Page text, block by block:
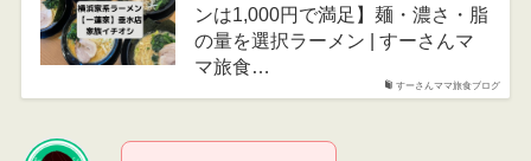
すーさんママ旅食ブログ
ンは1,000円で満足】麺・濃さ・脂
の量を選択ラーメン | すーさんマ
マ旅食…